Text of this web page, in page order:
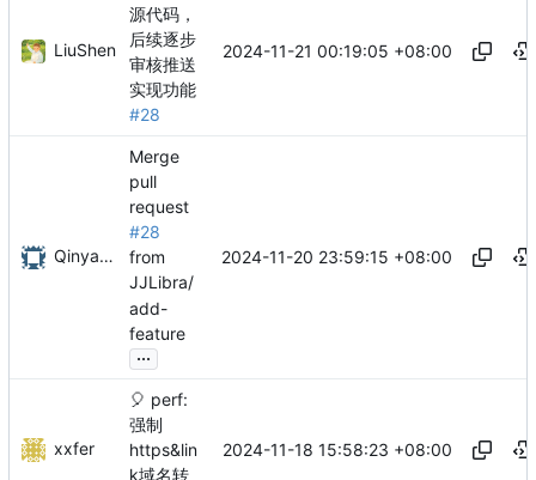
LiuShen
源代码，
后续逐步
审核推送
实现功能
#28
2024-11-21 00:19:05 +08:00
Qinyang Liu
Merge
pull
request
#28
from
JJLibra/
add-
feature
...
2024-11-20 23:59:15 +08:00
xxfer
🎈 perf:
强制
https&lin
k域名转
2024-11-18 15:58:23 +08:00